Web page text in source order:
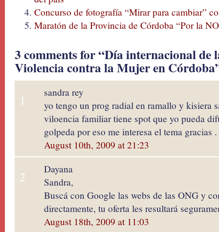
Concurso de fotografía “Mirar para cambiar”
Maratón de la Provincia de Córdoba “Por la
3 comments for “Día internacional de
Violencia contra la Mujer en
1
sandra rey
yo tengo un prog radial en ramallo y kisiera
viloencia familiar tiene spot que yo pueda
golpeda por eso me interesa el tema gracias .
August 10th, 2009 at 21:23
2
Dayana
Sandra,
Buscá con Google las webs de las ONG y
directamente, tu oferta les resultará
August 18th, 2009 at 11:03